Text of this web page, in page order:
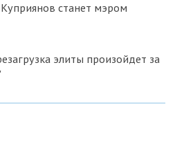
станет мэром
элиты произойдет за